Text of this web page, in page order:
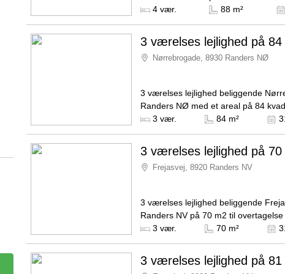
månedlige husleje er på 4.265
Kilde: BoligSyd
4 vær. 88 m²
3 værelses lejlighed på 84
Nørrebrogade, 8930 Randers NØ
3 værelses lejlighed beliggende
Randers NØ med et areal på 84
ledig fra den 1. november 2026.
Kilde: RandersBolig
3 vær. 84 m²
3 værelses lejlighed på 70
Frejasvej, 8920 Randers NV
3 værelses lejlighed beliggende
Randers NV på 70 m2 til
november 2026. Huslejen er på
Kilde: RandersBolig
3 vær. 70 m²
3 værelses lejlighed på 81